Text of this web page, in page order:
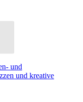
und
und kreative